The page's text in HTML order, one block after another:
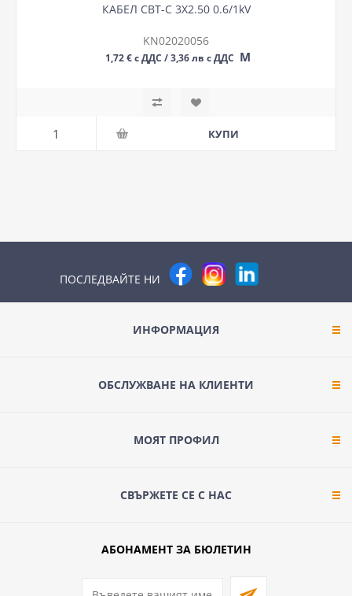
КАБЕЛ СВТ-С 3Х2.50 0.6/1kV
KN02020056
1,72 € с ДДС / 3,36 лв с ДДС М
ПОСЛЕДВАЙТЕ НИ
ИНФОРМАЦИЯ
ОБСЛУЖВАНЕ НА КЛИЕНТИ
МОЯТ ПРОФИЛ
СВЪРЖЕТЕ СЕ С НАС
АБОНАМЕНТ ЗА БЮЛЕТИН